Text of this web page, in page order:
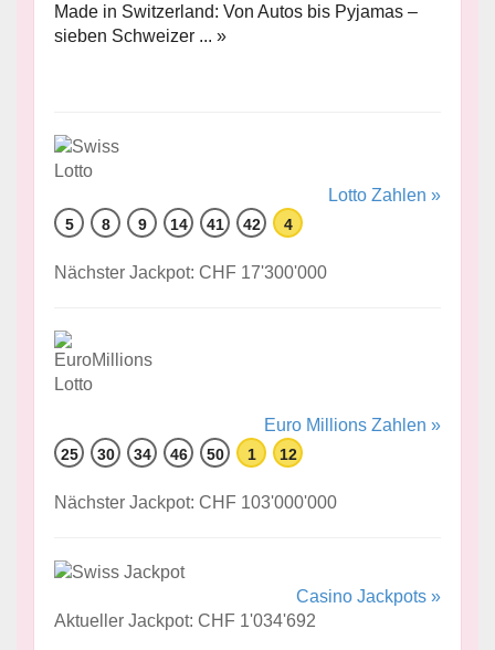
Made in Switzerland: Von Autos bis Pyjamas –
sieben Schweizer ... »
Lotto Zahlen »
5 8 9 14 41 42 4
Nächster Jackpot: CHF 17'300'000
Euro Millions Zahlen »
25 30 34 46 50 1 12
Nächster Jackpot: CHF 103'000'000
Casino Jackpots »
Aktueller Jackpot: CHF 1'034'692